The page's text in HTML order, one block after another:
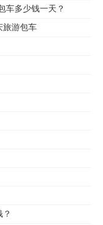
车多少钱一天？
旅游包车